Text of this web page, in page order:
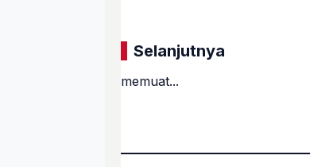
Selanjutnya
memuat...